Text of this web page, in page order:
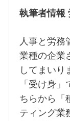
執筆者情報
人事と労務
業種の企業
してまいり
「受け身
ちらから「
ティング業